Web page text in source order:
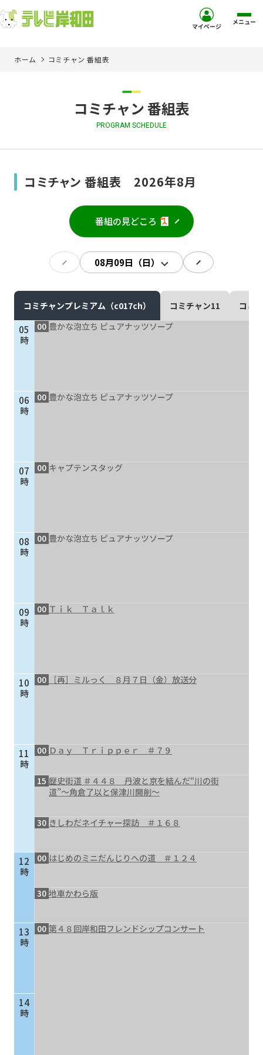
ご加入を検討中の方
現在ご利用中の方
ご加入お申し込み・資
個人情報保護に関する基
本方針
サイトマップ
マイページ メニュー
ホーム コミチャン 番組表
コミチャン 番組表
PROGRAM SCHEDULE
コミチャン 番組表 2026年8月
番組の見どころ
コミチャンプレミアム（c017ch） コミチャン11 コミ
05
時
06
時
07
時
08
時
09
時
10
時
11
時
12
時
13
時
14
時
00 豊かな泡立ち ピュアナッツソープ
00 豊かな泡立ち ピュアナッツソープ
00 キャプテンスタッグ
00 豊かな泡立ち ピュアナッツソープ
00 Ｔｉｋ Ｔａｌｋ
00 ［再］ミルっく ８月７日（金）放送分
00 Ｄａｙ Ｔｒｉｐｐｅｒ ＃７９
15 歴史街道 ＃４４８ 丹波と京を結んだ“川の街
道”～角倉了以と保津川開削～
30 きしわだネイチャー探訪 ＃１６８
00 はじめのミニだんじりへの道 ＃１２４
30 地車かわら版
00 第４８回岸和田フレンドシップコンサート